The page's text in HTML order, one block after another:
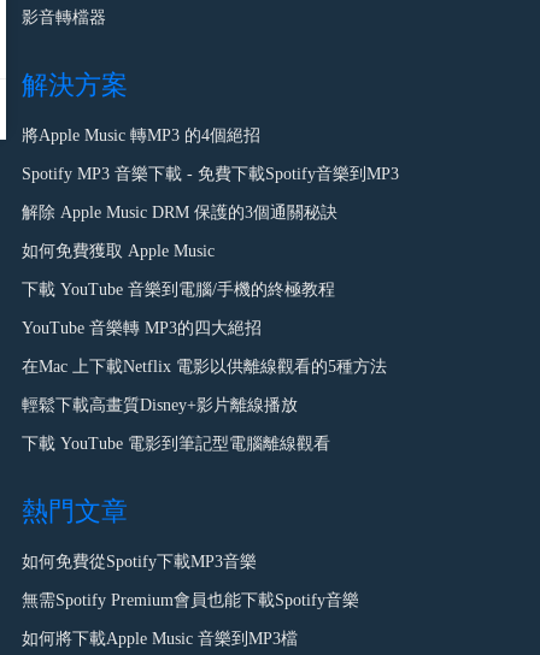
影音轉檔器
解決方案
將Apple Music 轉MP3 的4個絕招
Spotify MP3 音樂下載 - 免費下載Spotify音樂到MP3
解除 Apple Music DRM 保護的3個通關秘訣
如何免費獲取 Apple Music
下載 YouTube 音樂到電腦/手機的終極教程
YouTube 音樂轉 MP3的四大絕招
在Mac 上下載Netflix 電影以供離線觀看的5種方法
輕鬆下載高畫質Disney+影片離線播放
下載 YouTube 電影到筆記型電腦離線觀看
熱門文章
如何免費從Spotify下載MP3音樂
無需Spotify Premium會員也能下載Spotify音樂
如何將下載Apple Music 音樂到MP3檔